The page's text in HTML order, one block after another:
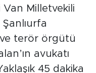
Van Milletvekili
terör örgütü
avukatı
45 dakika